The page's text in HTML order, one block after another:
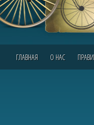
ГЛАВНАЯ О НАС